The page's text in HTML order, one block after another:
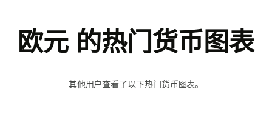
欧元 的热门货币图表
其他用户查看了以下热门货币图表。